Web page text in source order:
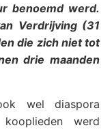
benoemd werd.
Verdrijving (31
die zich niet tot
drie maanden
wel diaspora
werd